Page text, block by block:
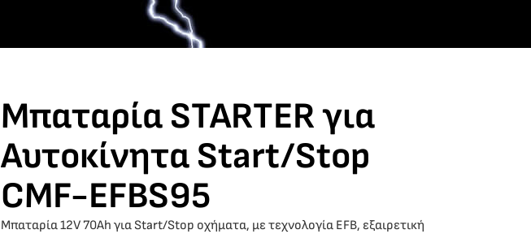
Μπαταρία STARTER για
Αυτοκίνητα Start/Stop
CMF-EFBS95
Μπαταρία 12V 70Ah για Start/Stop οχήματα, με τεχνολογία EFB, εξαιρετική